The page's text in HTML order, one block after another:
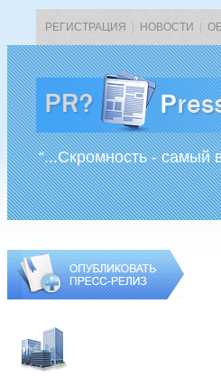
РЕГИСТРАЦИЯ НОВОСТИ
“...Скромность - самый